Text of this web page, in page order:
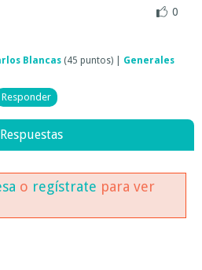
0
Blancas (45 puntos)
Generales
o regístrate para ver